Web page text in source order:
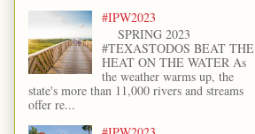
#IPW2023
SPRING 2023
#TEXASTODOS BEAT THE
HEAT ON THE WATER As
the weather warms up, the
state's more than 11,000 rivers and streams
offer re...